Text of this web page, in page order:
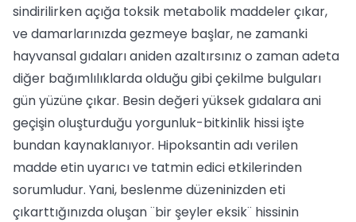
sindirilirken açığa toksik metabolik maddeler çıkar,
ve damarlarınızda gezmeye başlar, ne zamanki
hayvansal gıdaları aniden azaltırsınız o zaman adeta
diğer bağımlılıklarda olduğu gibi çekilme bulguları
gün yüzüne çıkar. Besin değeri yüksek gıdalara ani
geçişin oluşturduğu yorgunluk-bitkinlik hissi işte
bundan kaynaklanıyor. Hipoksantin adı verilen
madde etin uyarıcı ve tatmin edici etkilerinden
sorumludur. Yani, beslenme düzeninizden eti
çıkarttığınızda oluşan ¨bir şeyler eksik¨ hissinin